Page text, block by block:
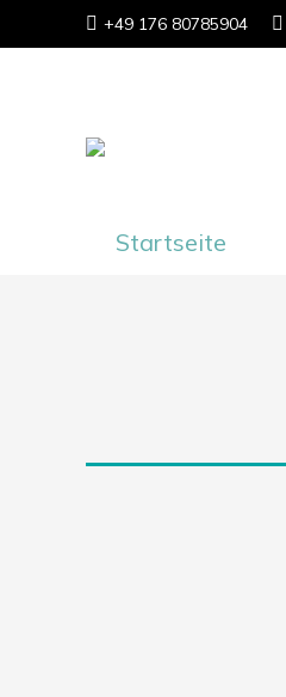
+49 176 80785904
Startseite